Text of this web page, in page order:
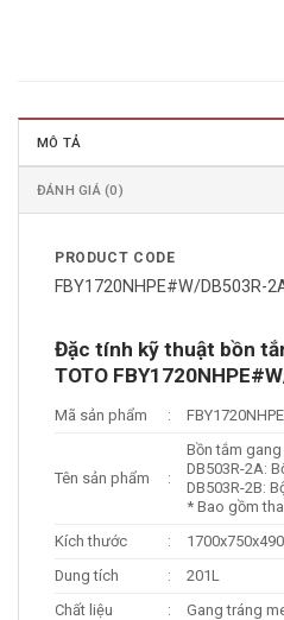
MÔ TẢ
ĐÁNH GIÁ (0)
PRODUCT CODE
FBY1720NHPE#W/DB503R-
Đặc tính kỹ thuật bồn
TOTO
Mã sản phẩm :
Tên sản phẩm :
Bồn tắm
DB503R-2A:
DB503R-2B:
* Bao gồm
Kích thước
:
Dung tích
:
201L
Chất liệu
:
Gang tráng